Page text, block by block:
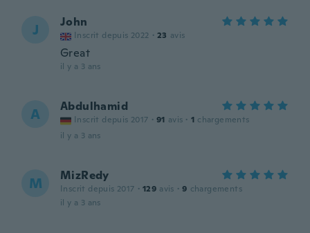
J John
Inscrit depuis 2022 · 23 avis
Great
il y a 3 ans
A Abdulhamid
Inscrit depuis 2017 · 91 avis · 1 chargements
il y a 3 ans
M MizRedy
Inscrit depuis 2017 · 129 avis · 9 chargements
il y a 3 ans